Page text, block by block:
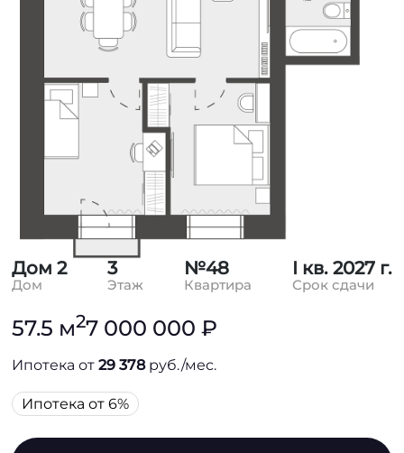
Дом 2
Дом
3
Этаж
№48
Квартира
I кв. 2027 г.
Срок сдачи
57.5 м27 000 000 ₽
Ипотека от29 378руб./мес.
Ипотека от 6%